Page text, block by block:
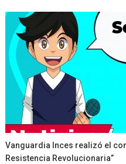
Vanguardia Inces realizó el
Resistencia Revolucionaria”